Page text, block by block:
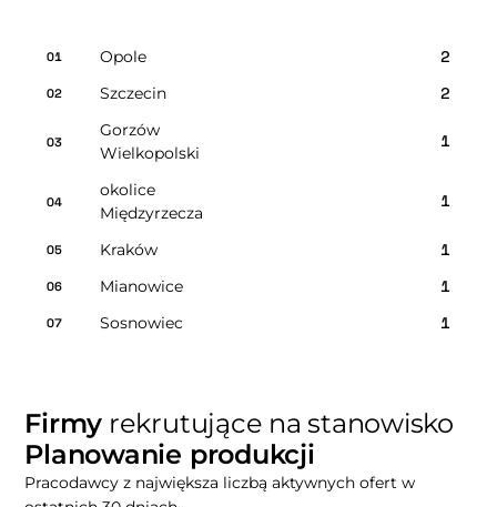
01 Opole 2
02 Szczecin 2
03
Gorzów
Wielkopolski
1
04
okolice
Międzyrzecza
1
05 Kraków 1
06 Mianowice 1
07 Sosnowiec 1
Firmy rekrutujące na stanowisko
Planowanie produkcji
Pracodawcy z największa liczbą aktywnych ofert w